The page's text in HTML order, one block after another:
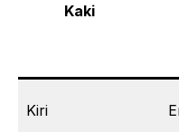
Kaki
Kiri